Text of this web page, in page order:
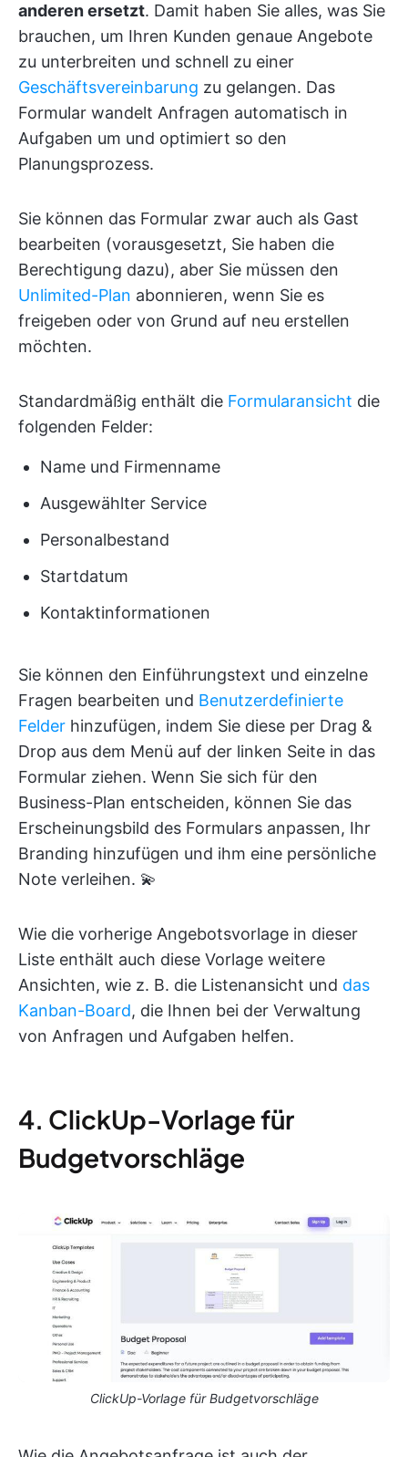
anderen ersetzt. Damit haben Sie alles, was Sie
brauchen, um Ihren Kunden genaue Angebote
zu unterbreiten und schnell zu einer
Geschäftsvereinbarung zu gelangen. Das
Formular wandelt Anfragen automatisch in
Aufgaben um und optimiert so den
Planungsprozess.
Sie können das Formular zwar auch als Gast
bearbeiten (vorausgesetzt, Sie haben die
Berechtigung dazu), aber Sie müssen den
Unlimited-Plan abonnieren, wenn Sie es
freigeben oder von Grund auf neu erstellen
möchten.
Standardmäßig enthält die Formularansicht die
folgenden Felder:
Name und Firmenname
Ausgewählter Service
Personalbestand
Startdatum
Kontaktinformationen
Sie können den Einführungstext und einzelne
Fragen bearbeiten und Benutzerdefinierte
Felder hinzufügen, indem Sie diese per Drag &
Drop aus dem Menü auf der linken Seite in das
Formular ziehen. Wenn Sie sich für den
Business-Plan entscheiden, können Sie das
Erscheinungsbild des Formulars anpassen, Ihr
Branding hinzufügen und ihm eine persönliche
Note verleihen. 💫
Wie die vorherige Angebotsvorlage in dieser
Liste enthält auch diese Vorlage weitere
Ansichten, wie z. B. die Listenansicht und das
Kanban-Board, die Ihnen bei der Verwaltung
von Anfragen und Aufgaben helfen.
4. ClickUp-Vorlage für
Budgetvorschläge
ClickUp-Vorlage für Budgetvorschläge